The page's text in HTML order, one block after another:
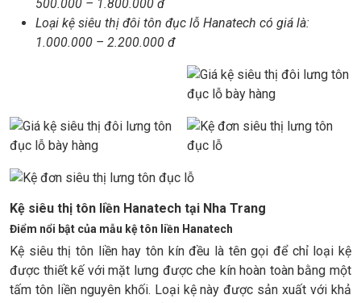
500.000 – 1.800.000 đ
Loại kệ siêu thị đôi tôn đục lỗ Hanatech có giá là:
1.000.000 – 2.200.000 đ
Kệ siêu thị tôn liền Hanatech tại Nha Trang
Điểm nổi bật của mẫu kệ tôn liền Hanatech
Kệ siêu thị tôn liền hay tôn kín đều là tên gọi để chỉ loại kệ
được thiết kế với mặt lưng được che kín hoàn toàn bằng một
tấm tôn liền nguyên khối. Loại kệ này được sản xuất với khả